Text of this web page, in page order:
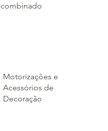
combinado
Motorizações e
Acessórios de
Decoração